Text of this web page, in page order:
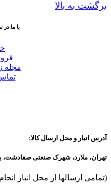
برگشت به بالا
با ما در
مجله
آدرس انبار و محل ارسال کالا:
تهران، ملارد، شهرک صنعتی صفادشت،
(تمامی ارسالها از محل انبار